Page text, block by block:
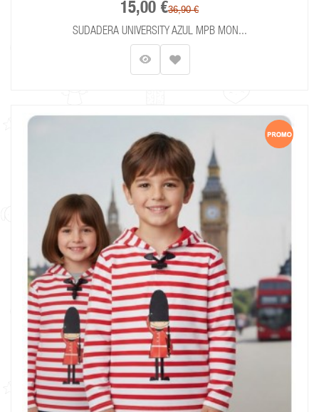
15,00 €36,90 €
SUDADERA UNIVERSITY AZUL MPB MON...